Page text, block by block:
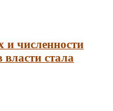
и численности
стала